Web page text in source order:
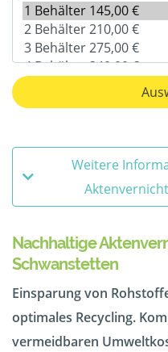
Weitere
Nachhaltige
Schwanstetten
Einsparung von
optimales Recycling.
vermeidbaren